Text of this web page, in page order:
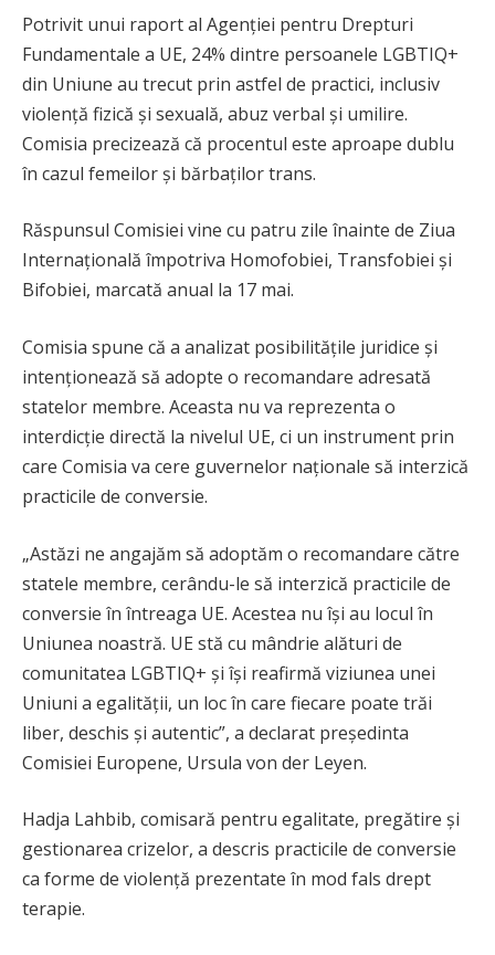
Potrivit unui raport al Agenției pentru Drepturi
Fundamentale a UE, 24% dintre persoanele LGBTIQ+
din Uniune au trecut prin astfel de practici, inclusiv
violență fizică și sexuală, abuz verbal și umilire.
Comisia precizează că procentul este aproape dublu
în cazul femeilor și bărbaților trans.
Răspunsul Comisiei vine cu patru zile înainte de Ziua
Internațională împotriva Homofobiei, Transfobiei și
Bifobiei, marcată anual la 17 mai.
Comisia spune că a analizat posibilitățile juridice și
intenționează să adopte o recomandare adresată
statelor membre. Aceasta nu va reprezenta o
interdicție directă la nivelul UE, ci un instrument prin
care Comisia va cere guvernelor naționale să interzică
practicile de conversie.
„Astăzi ne angajăm să adoptăm o recomandare către
statele membre, cerându-le să interzică practicile de
conversie în întreaga UE. Acestea nu își au locul în
Uniunea noastră. UE stă cu mândrie alături de
comunitatea LGBTIQ+ și își reafirmă viziunea unei
Uniuni a egalității, un loc în care fiecare poate trăi
liber, deschis și autentic”, a declarat președinta
Comisiei Europene, Ursula von der Leyen.
Hadja Lahbib, comisară pentru egalitate, pregătire și
gestionarea crizelor, a descris practicile de conversie
ca forme de violență prezentate în mod fals drept
terapie.